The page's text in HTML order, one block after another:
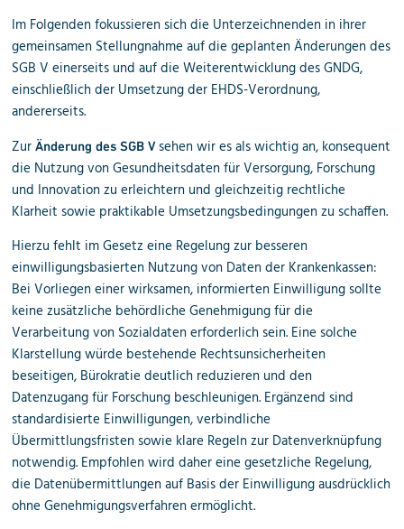
Im Folgenden fokussieren sich die Unterzeichnenden in ihrer
gemeinsamen Stellungnahme auf die geplanten Änderungen des
SGB V einerseits und auf die Weiterentwicklung des GNDG,
einschließlich der Umsetzung der EHDS-Verordnung,
andererseits.
ZurÄnderung des SGB Vsehen wir es als wichtig an, konsequent
die Nutzung von Gesundheitsdaten für Versorgung, Forschung
und Innovation zu erleichtern und gleichzeitig rechtliche
Klarheit sowie praktikable Umsetzungsbedingungen zu schaffen.
Hierzu fehlt im Gesetz eine Regelung zur besseren
einwilligungsbasierten Nutzung von Daten der Krankenkassen:
Bei Vorliegen einer wirksamen, informierten Einwilligung sollte
keine zusätzliche behördliche Genehmigung für die
Verarbeitung von Sozialdaten erforderlich sein. Eine solche
Klarstellung würde bestehende Rechtsunsicherheiten
beseitigen, Bürokratie deutlich reduzieren und den
Datenzugang für Forschung beschleunigen. Ergänzend sind
standardisierte Einwilligungen, verbindliche
Übermittlungsfristen sowie klare Regeln zur Datenverknüpfung
notwendig. Empfohlen wird daher eine gesetzliche Regelung,
die Datenübermittlungen auf Basis der Einwilligung ausdrücklich
ohne Genehmigungsverfahren ermöglicht.